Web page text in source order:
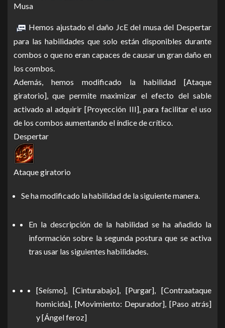
Musa
Hemos ajustado el daño JcE del musa del Despertar
para las habilidades que solo están disponibles durante
combos o que no eran capaces de causar un gran daño en
los combos.
Además, hemos modificado la habilidad [Ataque
giratorio], que permite maximizar el efecto del sable
activado al adquirir [Proyección III], para facilitar el uso
de los combos aumentando el índice de crítico.
Despertar
Ataque giratorio
Se ha modificado la habilidad de la siguiente manera.
En la descripción de la habilidad se ha añadido la
información sobre la segunda postura que se activa
tras usar las siguientes habilidades.
[Seísmo], [Cinturabajo], [Purgar], [Contraataque
homicida], [Movimiento: Depurador], [Paso atrás]
y [Ángel feroz]